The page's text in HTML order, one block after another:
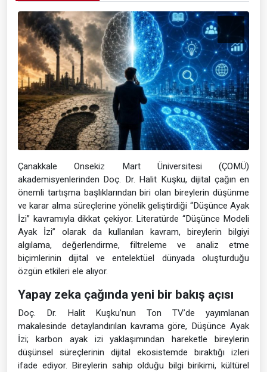
Çanakkale Onsekiz Mart Üniversitesi (ÇOMÜ)
akademisyenlerinden Doç. Dr. Halit Kuşku, dijital çağın en
önemli tartışma başlıklarından biri olan bireylerin düşünme
ve karar alma süreçlerine yönelik geliştirdiği “Düşünce Ayak
İzi” kavramıyla dikkat çekiyor. Literatürde “Düşünce Modeli
Ayak İzi” olarak da kullanılan kavram, bireylerin bilgiyi
algılama, değerlendirme, filtreleme ve analiz etme
biçimlerinin dijital ve entelektüel dünyada oluşturduğu
özgün etkileri ele alıyor.
Yapay zeka çağında yeni bir bakış açısı
Doç. Dr. Halit Kuşku’nun Ton TV’de yayımlanan
makalesinde detaylandırılan kavrama göre, Düşünce Ayak
İzi; karbon ayak izi yaklaşımından hareketle bireylerin
düşünsel süreçlerinin dijital ekosistemde bıraktığı izleri
ifade ediyor. Bireylerin sahip olduğu bilgi birikimi, kültürel